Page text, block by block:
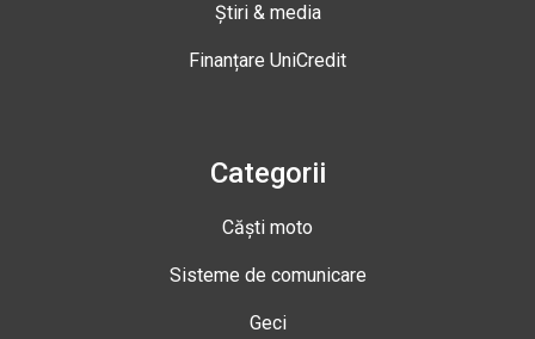
Știri & media
Finanțare UniCredit
Categorii
Căști moto
Sisteme de comunicare
Geci